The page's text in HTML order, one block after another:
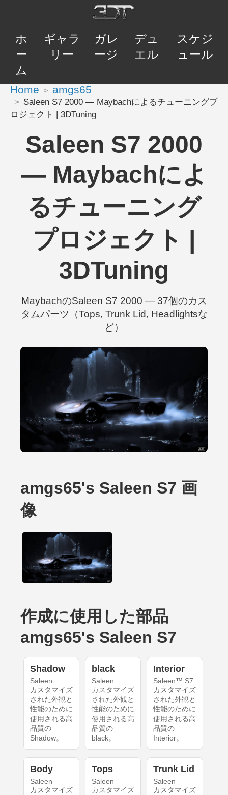
ホ
ー
ム
ギャラ
リー
ガレ
ージ
デュ
エル
スケジ
ュール
Home amgs65
Saleen S7 2000 — Maybachによるチューニングプ
ロジェクト | 3DTuning
Saleen S7 2000
— Maybachによ
るチューニング
プロジェクト |
3DTuning
MaybachのSaleen S7 2000 — 37個のカス
タムパーツ（Tops, Trunk Lid, Headlightsな
ど）
amgs65's Saleen S7 画
像
作成に使用した部品
amgs65's Saleen S7
Shadow
Saleen
カスタマイズ
された外観と
性能のために
使用される高
品質の
Shadow。
black
Saleen
カスタマイズ
された外観と
性能のために
使用される高
品質の
black。
Interior
Saleen™ S7
カスタマイズ
された外観と
性能のために
使用される高
品質の
Interior。
Body
Saleen
カスタマイズ
Tops
Saleen
カスタマイズ
Trunk Lid
Saleen
カスタマイズ